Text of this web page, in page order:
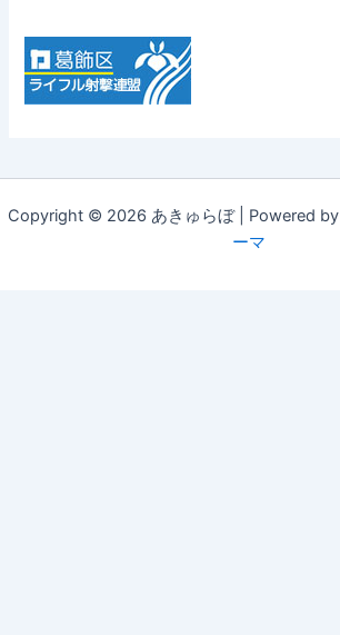
Copyright © 2026 あきゅらぼ | Powered by
ーマ